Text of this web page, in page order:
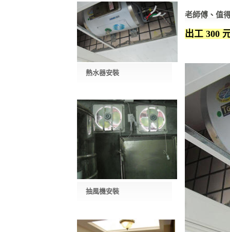
熱水器安裝
抽風機安裝
老師傅、值
出工 300